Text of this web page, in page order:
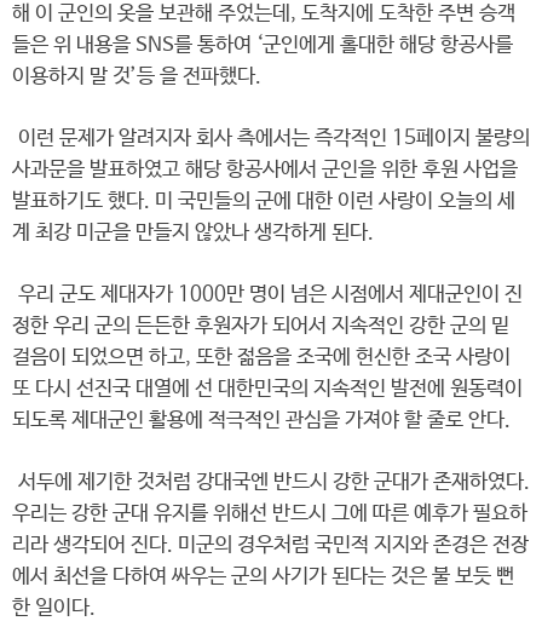
해 이 군인의 옷을 보관해 주었는데, 도착지에 도착한 주변 승객
들은 위 내용을 SNS를 통하여 ‘군인에게 홀대한 해당 항공사를
이용하지 말 것’등 을 전파했다.
이런 문제가 알려지자 회사 측에서는 즉각적인 15페이지 불량의
사과문을 발표하였고 해당 항공사에서 군인을 위한 후원 사업을
발표하기도 했다. 미 국민들의 군에 대한 이런 사랑이 오늘의 세
계 최강 미군을 만들지 않았나 생각하게 된다.
우리 군도 제대자가 1000만 명이 넘은 시점에서 제대군인이 진
정한 우리 군의 든든한 후원자가 되어서 지속적인 강한 군의 밑
걸음이 되었으면 하고, 또한 젊음을 조국에 헌신한 조국 사랑이
또 다시 선진국 대열에 선 대한민국의 지속적인 발전에 원동력이
되도록 제대군인 활용에 적극적인 관심을 가져야 할 줄로 안다.
서두에 제기한 것처럼 강대국엔 반드시 강한 군대가 존재하였다.
우리는 강한 군대 유지를 위해선 반드시 그에 따른 예후가 필요하
리라 생각되어 진다. 미군의 경우처럼 국민적 지지와 존경은 전장
에서 최선을 다하여 싸우는 군의 사기가 된다는 것은 불 보듯 뻔
한 일이다.